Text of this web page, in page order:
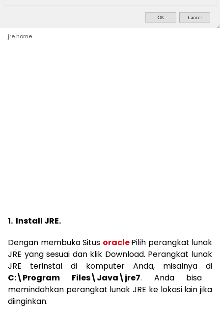
jre home
1. Install JRE.
Dengan membuka Situs oraclePilih perangkat lunak
JRE yang sesuai dan klik Download. Perangkat lunak
JRE terinstal di komputer Anda, misalnya di
C:\Program Files\Java\jre7. Anda bisa
memindahkan perangkat lunak JRE ke lokasi lain jika
diinginkan.